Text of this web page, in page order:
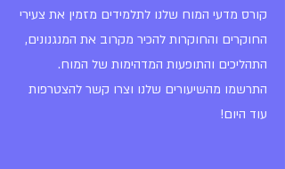
קורס מדעי המוח שלנו לתלמידים מזמין את צעירי
החוקרים והחוקרות להכיר מקרוב את המנגנונים,
התהליכים והתופעות המדהימות של המוח.
התרשמו מהשיעורים שלנו וצרו קשר להצטרפות
עוד היום!